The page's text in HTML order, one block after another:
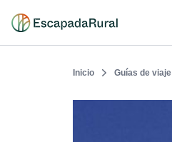
Inicio Guías de viaje